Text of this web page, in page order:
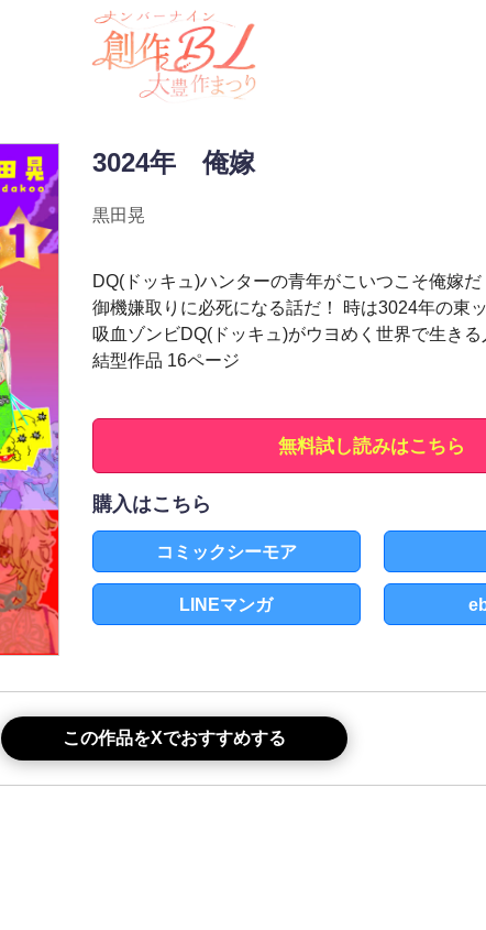
3024年 俺嫁
黒田晃
DQ(ドッキュ)ハンターの青年がこいつこそ俺嫁
御機嫌取りに必死になる話だ！ 時は3024年の東
吸血ゾンビDQ(ドッキュ)がウヨめく世界で生き
結型作品 16ページ
無料試し読みはこちら
購入はこちら
コミックシーモア
LINEマンガ
この作品をXでおすすめする